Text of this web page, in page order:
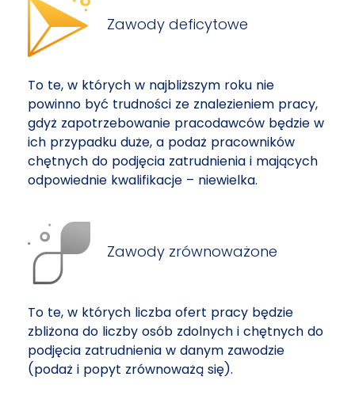
Zawody deficytowe
To te, w których w najbliższym roku nie
powinno być trudności ze znalezieniem pracy,
gdyż zapotrzebowanie pracodawców będzie w
ich przypadku duże, a podaż pracowników
chętnych do podjęcia zatrudnienia i mających
odpowiednie kwalifikacje – niewielka.
Zawody zrównoważone
To te, w których liczba ofert pracy będzie
zbliżona do liczby osób zdolnych i chętnych do
podjęcia zatrudnienia w danym zawodzie
(podaż i popyt zrównoważą się).